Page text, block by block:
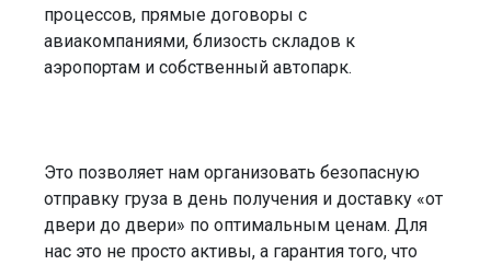
процессов, прямые договоры с
авиакомпаниями, близость складов к
аэропортам и собственный автопарк.
Это позволяет нам организовать безопасную
отправку груза в день получения и доставку «от
двери до двери» по оптимальным ценам. Для
нас это не просто активы, а гарантия того, что